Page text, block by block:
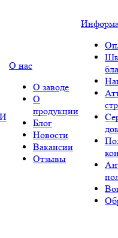
О нас
О заводе
О
продукции
Блог
Новости
Вакансии
Отзывы